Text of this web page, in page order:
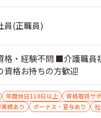
員(正職員)
・経験不問 ■介護職員
資格お持ちの方歓迎
年間休日110日以上 資格取得サ
績あり
ボーナス・賞与あり